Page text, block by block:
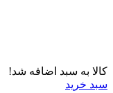
کالا به سبد اضافه شد!
سبد خرید